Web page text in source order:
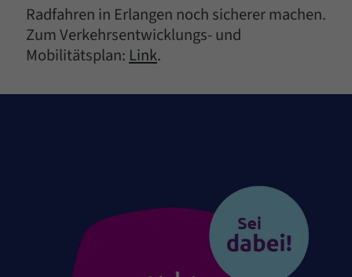
Radfahren in Erlangen noch sicherer machen.
Zum Verkehrsentwicklungs- und
Mobilitätsplan: Link.